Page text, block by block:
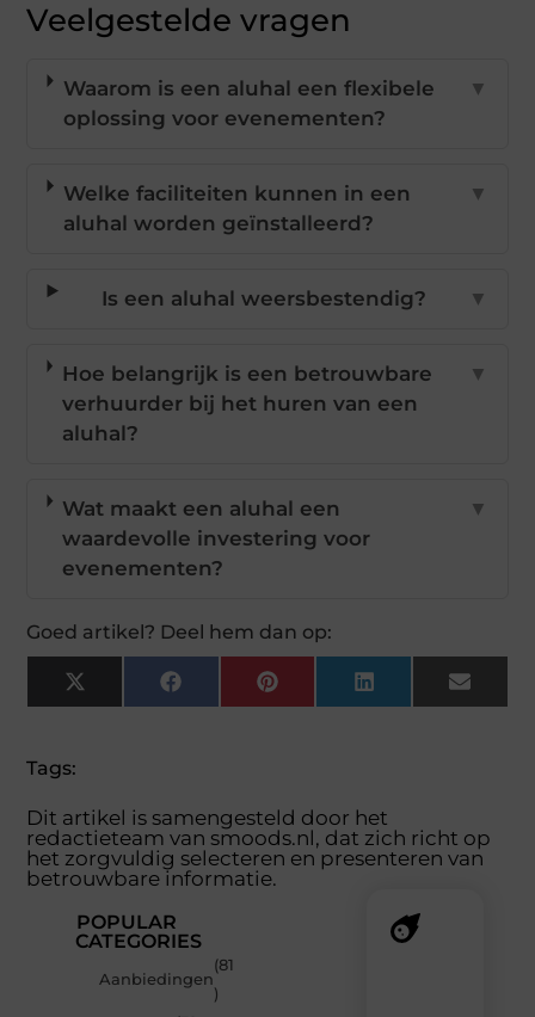
Veelgestelde vragen
Waarom is een aluhal een flexibele
oplossing voor evenementen?
▼
Welke faciliteiten kunnen in een
aluhal worden geïnstalleerd?
▼
Is een aluhal weersbestendig? ▼
Hoe belangrijk is een betrouwbare
verhuurder bij het huren van een
aluhal?
▼
Wat maakt een aluhal een
waardevolle investering voor
evenementen?
▼
Goed artikel? Deel hem dan op:
X
(Twitter)
FacebookPinterestLinkedInEmail
Tags:
Dit artikel is samengesteld door het
redactieteam van smoods.nl, dat zich richt op
het zorgvuldig selecteren en presenteren van
betrouwbare informatie.
POPULAR
CATEGORIES
Aanbiedingen
(81
)